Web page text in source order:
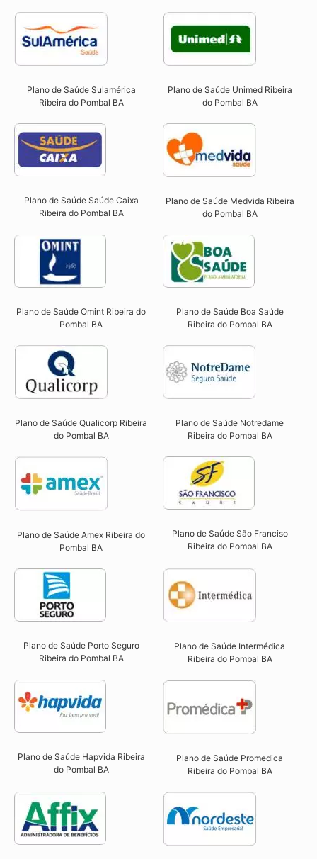
Plano de Saúde Sulamérica
Ribeira do Pombal BA
Plano de Saúde Unimed Ribeira
do Pombal BA
Plano de Saúde Saúde Caixa
Ribeira do Pombal BA​
Plano de Saúde Medvida Ribeira
do Pombal BA
Plano de Saúde Omint Ribeira do
Pombal BA​
Plano de Saúde Boa Saúde
Ribeira do Pombal BA​
Plano de Saúde Qualicorp Ribeira
do Pombal BA​
Plano de Saúde Notredame
Ribeira do Pombal BA​
Plano de Saúde Amex Ribeira do
Pombal BA
Plano de Saúde São Franciso
Ribeira do Pombal BA​
Plano de Saúde Porto Seguro
Ribeira do Pombal BA​
Plano de Saúde Intermédica
Ribeira do Pombal BA​
Plano de Saúde Hapvida Ribeira
do Pombal BA​
Plano de Saúde Promedica
Ribeira do Pombal BA